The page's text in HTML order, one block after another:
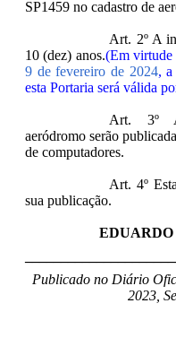
SP1459 no cadastro de
Art. 2º A
10 (dez) anos.(Em
9 de fevereiro de 2024, a
esta Portaria será válida
Art. 3º
aeródromo serão
de computadores.
Art. 4º
sua publicação.
Publicado no Diário
2023,